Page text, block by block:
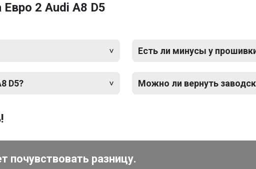
2 Audi A8 D5
D5?
Есть ли минусы у
Можно ли вернуть
разницу.